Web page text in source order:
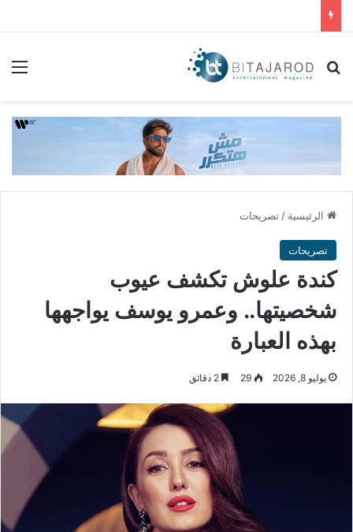
بحث عن
الرئيسية / تصريحات
تصريحات
كندة علوش تكشف عيوب
شخصيتها.. وعمرو يوسف يواجهها
بهذه العبارة
يوليو 8, 2026 29